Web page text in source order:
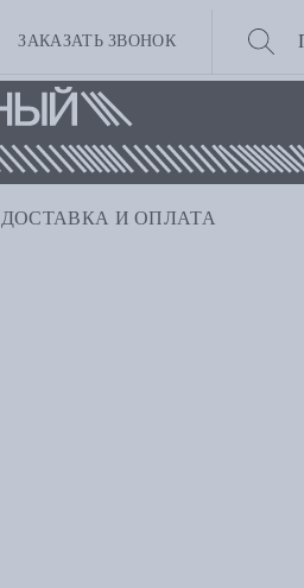
ЗАКАЗАТЬ ЗВОНОК
ДОСТАВКА И ОПЛАТА